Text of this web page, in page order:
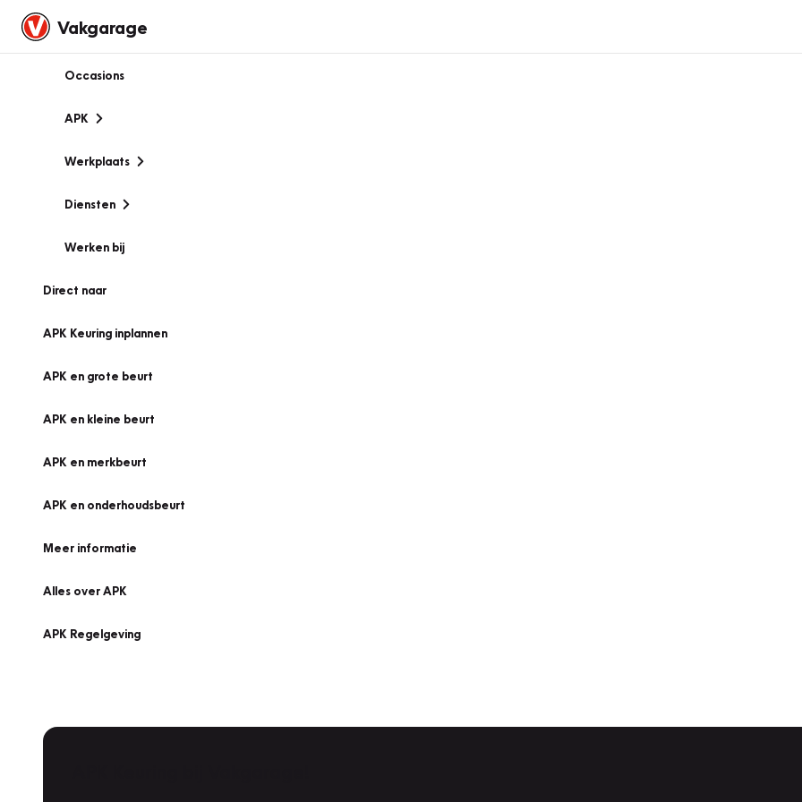
Vakgarage
Occasions
APK
Werkplaats
Diensten
Werken bij
Direct naar
APK Keuring inplannen
APK en grote beurt
APK en kleine beurt
APK en merkbeurt
APK en onderhoudsbeurt
Meer informatie
Alles over APK
APK Regelgeving